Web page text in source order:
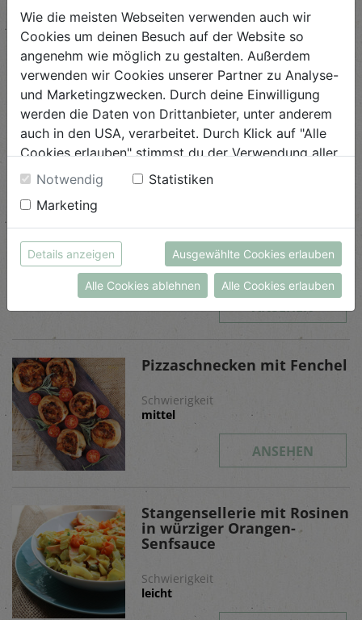
Ähnliche Rezepte
Schwierigkeit
mittel
ANSEHEN
Pizzaschnecken mit Fenchel
Schwierigkeit
mittel
ANSEHEN
Stangensellerie mit Rosinen
in würziger Orangen-
Senfsauce
Schwierigkeit
leicht
Wie die meisten Webseiten verwenden auch wir
Cookies um deinen Besuch auf der Website so
angenehm wie möglich zu gestalten. Außerdem
verwenden wir Cookies unserer Partner zu Analyse-
und Marketingzwecken. Durch deine Einwilligung
werden die Daten von Drittanbieter, unter anderem
auch in den USA, verarbeitet. Durch Klick auf "Alle
Cookies erlauben" stimmst du der Verwendung aller
Cookies zu. Unter "Details anzeigen" findest du alle
Infos zu den unterschiedlichen Cookies, du kannst
auch entscheiden, welche Cookies du erlauben
möchtest.
Weitere Informationen findest du in unserer
Datenschutzerklärung
bzw. imImpressum
Notwendig
Statistiken
Marketing
Details anzeigen Ausgewählte Cookies erlauben
Alle Cookies ablehnen Alle Cookies erlauben